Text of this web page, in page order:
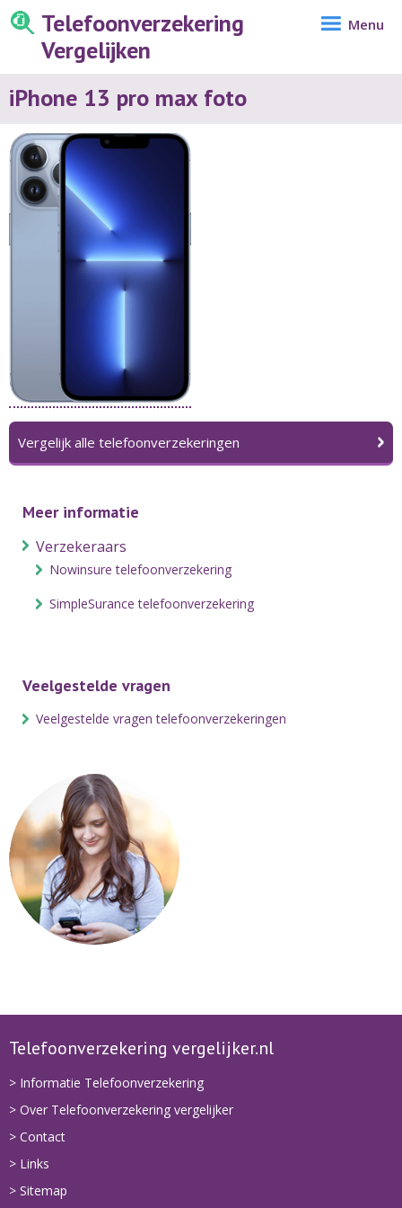
Telefoonverzekering
Vergelijken
Menu
iPhone 13 pro max foto
Vergelijk alle telefoonverzekeringen
Meer informatie
Verzekeraars
Nowinsure telefoonverzekering
SimpleSurance telefoonverzekering
Veelgestelde vragen
Veelgestelde vragen telefoonverzekeringen
Telefoonverzekering vergelijker.nl
> Informatie Telefoonverzekering
> Over Telefoonverzekering vergelijker
> Contact
> Links
> Sitemap